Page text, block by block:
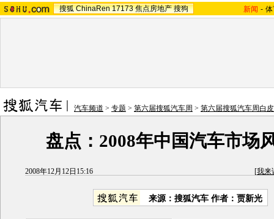
搜狐 ChinaRen 17173 焦点房地产 搜狗 新闻 -
汽车频道 > 专题 > 第六届搜狐汽车周 > 第六届搜狐汽车周白
盘点：2008年中国汽车市场
2008年12月12日15:16 [我来
来源：搜狐汽车 作者：贾新光